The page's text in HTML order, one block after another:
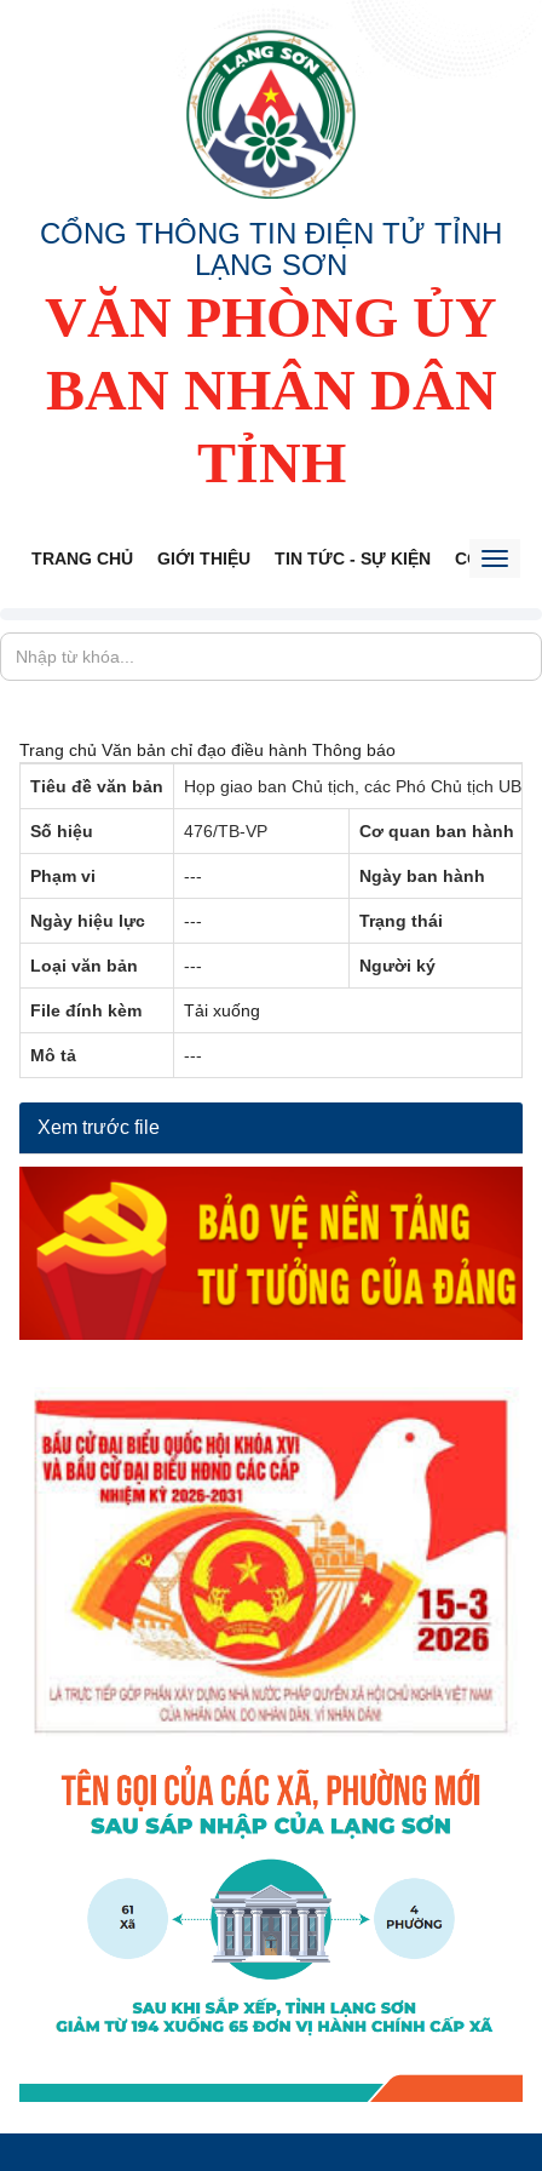
CỔNG THÔNG TIN ĐIỆN TỬ TỈNH
LẠNG SƠN
VĂN PHÒNG ỦY
BAN NHÂN DÂN
TỈNH
TRANG CHỦ GIỚI THIỆU TIN TỨC - SỰ KIỆN CỔNG
Trang chủ Văn bản chỉ đạo điều hành Thông báo
Tiêu đề văn bản
Họp giao ban Chủ tịch, các Phó Chủ tịch
Số hiệu 476/TB-VP Cơ quan ban hành
Phạm vi --- Ngày ban hành
Ngày hiệu lực --- Trạng thái
Loại văn bản --- Người ký
File đính kèm Tải xuống
Mô tả ---
Xem trước file